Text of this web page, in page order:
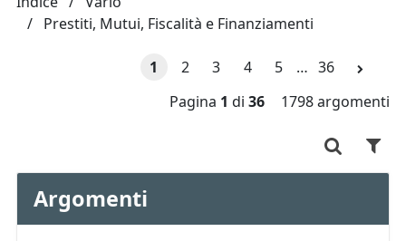
Prestiti, Mutui, Fiscalità e Finanziamenti
1 2 3 4 5 … 36
Pagina 1 di 36 1798 argomenti
Argomenti